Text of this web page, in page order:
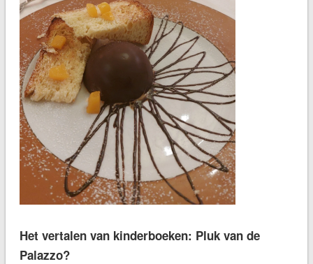
Het vertalen van kinderboeken: Pluk van de
Palazzo?